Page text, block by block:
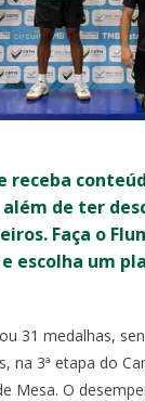
receba
de ter
Faça o
escolha um
31 medalhas,
na 3ª etapa do
Mesa. O